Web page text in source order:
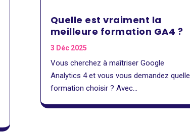
Quelle est vraiment la
meilleure formation GA4 ?
3 Déc 2025
Vous cherchez à maîtriser Google
Analytics 4 et vous vous demandez quelle
formation choisir ? Avec...